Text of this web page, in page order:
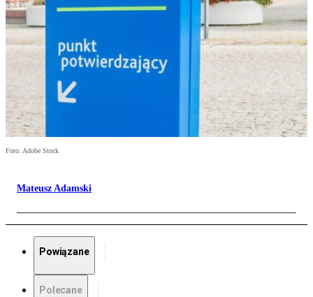
Foto: Adobe Stock
Mateusz Adamski
Powiązane
Polecane